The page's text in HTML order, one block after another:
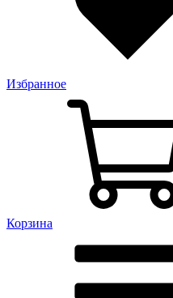
Избранное
Корзина